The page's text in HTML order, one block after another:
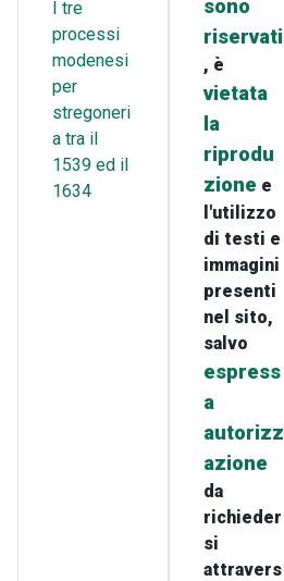
I tre
processi
modenesi
per
stregoneri
a tra il
1539 ed il
1634
sono
riservati
, è
vietata
la
riprodu
zione e
l'utilizzo
di testi e
immagini
presenti
nel sito,
salvo
espress
a
autorizz
azione
da
richieder
si
attravers